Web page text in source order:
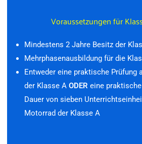
Voraussetzungen für
Mindestens 2 Jahre Besitz der
Mehrphasenausbildung für die
Entweder eine praktische Prüfung
der Klasse A ODER eine
Dauer von sieben
Motorrad der Klasse A